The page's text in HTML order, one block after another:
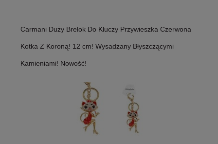
Carmani Duży Brelok Do Kluczy Przywieszka Czerwona
Kotka Z Koroną! 12 cm! Wysadzany Błyszczącymi
Kamieniami! Nowość!